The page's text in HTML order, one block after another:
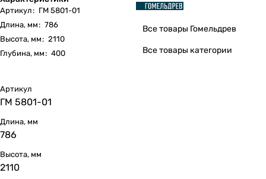
Артикул: ГМ 5801-01
Длина, мм: 786
Высота, мм: 2110
Глубина, мм: 400
Все товары Гомельдрев
Все товары категории
Артикул
ГМ 5801-01
Длина, мм
786
Высота, мм
2110